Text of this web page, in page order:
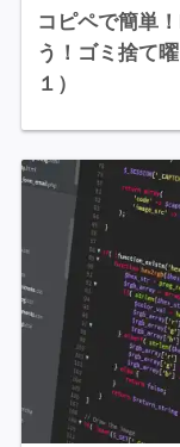
コピペで簡単
う！ゴミ捨て
１）